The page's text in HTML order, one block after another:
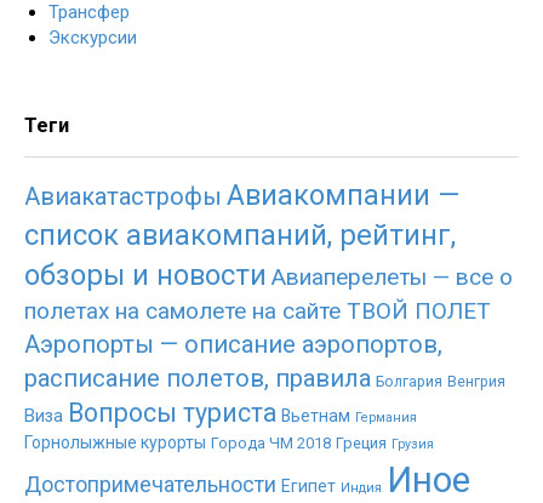
Трансфер
Экскурсии
Теги
Авиакатастрофы Авиакомпании —
список авиакомпаний, рейтинг,
обзоры и новости Авиаперелеты — все о
полетах на самолете на сайте ТВОЙ ПОЛЕТ
Аэропорты — описание аэропортов,
расписание полетов, правила Болгария Венгрия
Виза Вопросы туриста Вьетнам Германия
Горнолыжные курорты Города ЧМ 2018 Греция Грузия
Достопримечательности Египет Индия Иное